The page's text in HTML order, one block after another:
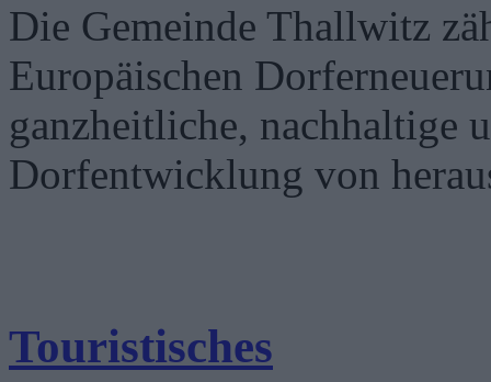
Die Gemeinde Thallwitz
Europäischen
ganzheitliche, nachhaltige
Dorfentwicklung von
Touristisches